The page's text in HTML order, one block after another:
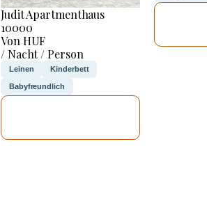
Judit Apartmenthaus
10000
Von HUF
/ Nacht / Person
Leinen Kinderbett
Babyfreundlich